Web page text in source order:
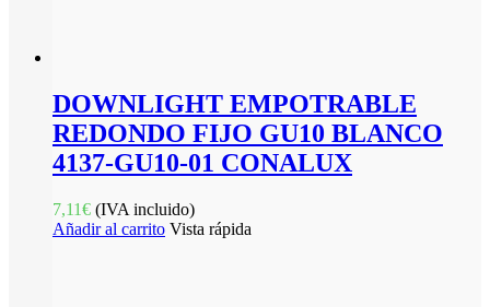
DOWNLIGHT EMPOTRABLE
REDONDO FIJO GU10 BLANCO
4137-GU10-01 CONALUX
7,11€ (IVA incluido)
Añadir al carrito Vista rápida